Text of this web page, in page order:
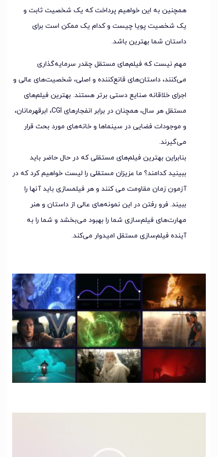
همچنین به این خواهیم پرداخت که یک شخصیت ثابت و
یک شخصیت پویا چیست و کدام یک ممکن است برای
داستان شما بهترین باشد.
مهم نیست که فیلم‌های مستقل چقدر سرمایه‌گذاری
می‌کنند، داستان‌های قانع‌کننده و اصلی، شخصیت‌های عالی و
اجرای خلاقانه صنایع دستی برتر هستند. بهترین فیلم‌های
مستقل هر سال، همچنان در برابر انفجارهای CGI، ابرقهرمانان،
و موجودات فضایی در سینماها و خانه‌های مورد بحث قرار
می‌گیرند.
بنابراین بهترین فیلم‌های مستقلی که در حال حاضر باید
ببینید کدامند؟ ما عزیزان مستقلی را لیست خواهیم کرد که در
آزمون زمان مقاومت می کنند و هر فیلمسازی باید آنها را
ببیند. فرو رفتن در این نمونه‌های عالی از داستان و هنر
مهارت‌های فیلم‌سازی شما را بهبود می‌بخشد و شما را به
آینده فیلم‌سازی مستقل امیدوار می‌کند.